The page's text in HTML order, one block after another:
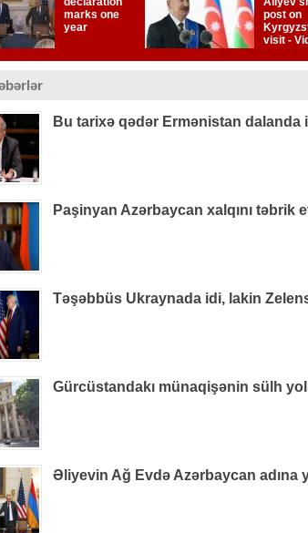
Bu tarixə qədər Ermənistan dalanda
Paşinyan Azərbaycan xalqını təbrik
Təşəbbüs Ukraynada idi, lakin
Gürcüstandakı münaqişənin sülh
Əliyevin Ağ Evdə Azərbaycan adına